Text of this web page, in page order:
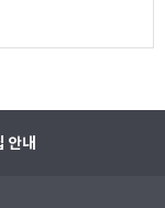
안내